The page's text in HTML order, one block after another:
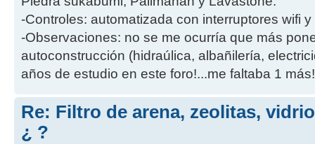
-Controles: automatizada con interruptores wifi y
-Observaciones: no se me ocurría que más
autoconstrucción (hidraúlica, albañilería,
años de estudio en este foro!...me faltaba 1 más!
Re: Filtro de arena, zeolitas,
¿ ?